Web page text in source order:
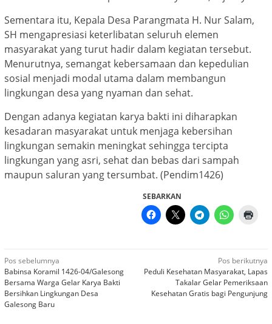
Sementara itu, Kepala Desa Parangmata H. Nur Salam,
SH mengapresiasi keterlibatan seluruh elemen
masyarakat yang turut hadir dalam kegiatan tersebut.
Menurutnya, semangat kebersamaan dan kepedulian
sosial menjadi modal utama dalam membangun
lingkungan desa yang nyaman dan sehat.
Dengan adanya kegiatan karya bakti ini diharapkan
kesadaran masyarakat untuk menjaga kebersihan
lingkungan semakin meningkat sehingga tercipta
lingkungan yang asri, sehat dan bebas dari sampah
maupun saluran yang tersumbat. (Pendim1426)
SEBARKAN
Navigasi
pos
Pos sebelumnya
Babinsa Koramil 1426-04/Galesong
Bersama Warga Gelar Karya Bakti
Bersihkan Lingkungan Desa
Galesong Baru
Pos berikutnya
Peduli Kesehatan Masyarakat, Lapas
Takalar Gelar Pemeriksaan
Kesehatan Gratis bagi Pengunjung